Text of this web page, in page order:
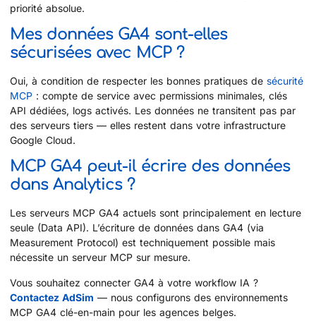
priorité absolue.
Mes données GA4 sont-elles
sécurisées avec MCP ?
Oui, à condition de respecter les bonnes pratiques de sécurité
MCP : compte de service avec permissions minimales, clés
API dédiées, logs activés. Les données ne transitent pas par
des serveurs tiers — elles restent dans votre infrastructure
Google Cloud.
MCP GA4 peut-il écrire des données
dans Analytics ?
Les serveurs MCP GA4 actuels sont principalement en lecture
seule (Data API). L’écriture de données dans GA4 (via
Measurement Protocol) est techniquement possible mais
nécessite un serveur MCP sur mesure.
Vous souhaitez connecter GA4 à votre workflow IA ?
Contactez AdSim — nous configurons des environnements
MCP GA4 clé-en-main pour les agences belges.